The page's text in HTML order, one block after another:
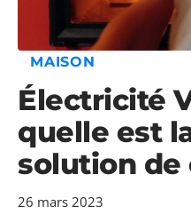
MAISON
Électricité
quelle est
solution de
26 mars 2023